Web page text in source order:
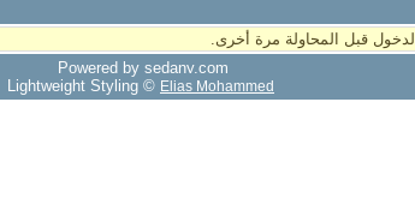
قبل المحاولة مرة أخرى.
Powered by sedany.com
Lightweight Styling © Elias Mohammed